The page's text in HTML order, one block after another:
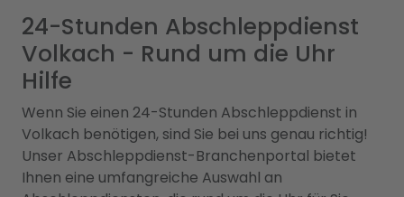
24-Stunden Abschleppdienst
Volkach - Rund um die Uhr
Hilfe
Wenn Sie einen 24-Stunden Abschleppdienst in
Volkach benötigen, sind Sie bei uns genau richtig!
Unser Abschleppdienst-Branchenportal bietet
Ihnen eine umfangreiche Auswahl an